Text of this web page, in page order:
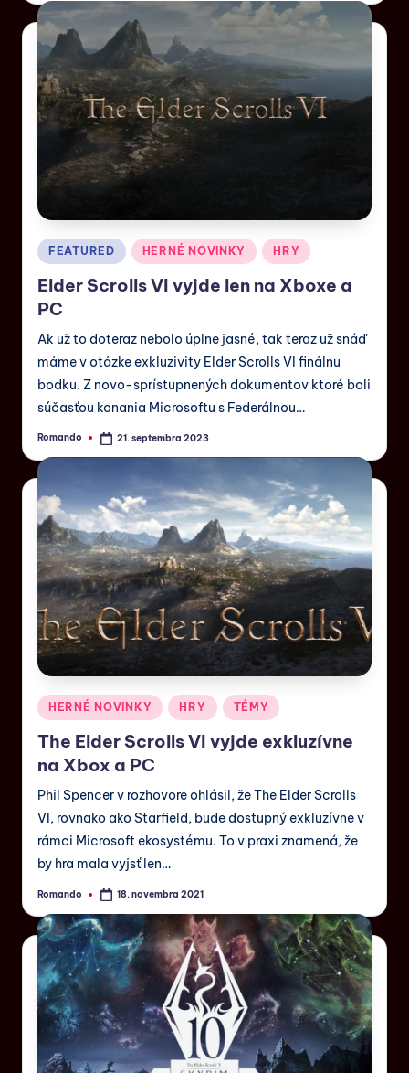
FEATURED HERNÉ NOVINKY HRY
Elder Scrolls VI vyjde len na Xboxe a
PC
Ak už to doteraz nebolo úplne jasné, tak teraz už snáď
máme v otázke exkluzivity Elder Scrolls VI finálnu
bodku. Z novo-sprístupnených dokumentov ktoré boli
súčasťou konania Microsoftu s Federálnou…
Romando 21. septembra 2023
HERNÉ NOVINKY HRY TÉMY
The Elder Scrolls VI vyjde exkluzívne
na Xbox a PC
Phil Spencer v rozhovore ohlásil, že The Elder Scrolls
VI, rovnako ako Starfield, bude dostupný exkluzívne v
rámci Microsoft ekosystému. To v praxi znamená, že
by hra mala vyjsť len…
Romando 18. novembra 2021